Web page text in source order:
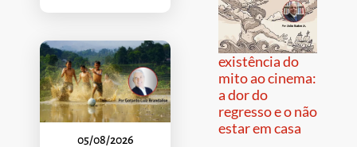
05/08/2026
existência do
mito ao cinema:
a dor do
regresso e o não
estar em casa